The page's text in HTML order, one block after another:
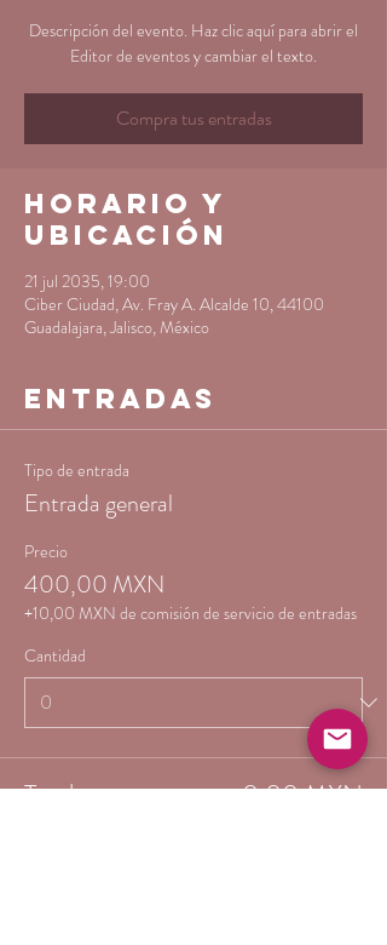
Descripción del evento. Haz clic aquí para abrir el
Editor de eventos y cambiar el texto.
Compra tus entradas
Horario y
ubicación
21 jul 2035, 19:00
Ciber Ciudad, Av. Fray A. Alcalde 10, 44100
Guadalajara, Jalisco, México
Entradas
Tipo de entrada
Entrada general
Precio
400,00 MXN
+10,00 MXN de comisión de servicio de entradas
Cantidad
Total 0,00 MXN